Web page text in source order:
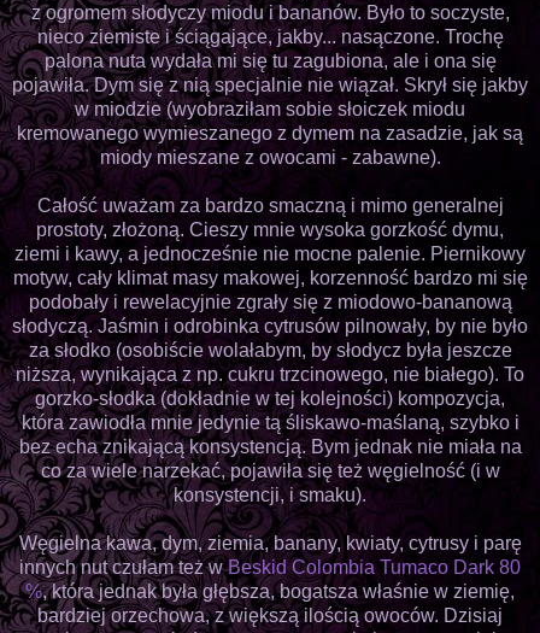
z ogromem słodyczy miodu i bananów. Było to soczyste,
nieco ziemiste i ściągające, jakby... nasączone. Trochę
palona nuta wydała mi się tu zagubiona, ale i ona się
pojawiła. Dym się z nią specjalnie nie wiązał. Skrył się jakby
w miodzie (wyobraziłam sobie słoiczek miodu
kremowanego wymieszanego z dymem na zasadzie, jak są
miody mieszane z owocami - zabawne).
Całość uważam za bardzo smaczną i mimo generalnej
prostoty, złożoną. Cieszy mnie wysoka gorzkość dymu,
ziemi i kawy, a jednocześnie nie mocne palenie. Piernikowy
motyw, cały klimat masy makowej, korzenność bardzo mi się
podobały i rewelacyjnie zgrały się z miodowo-bananową
słodyczą. Jaśmin i odrobinka cytrusów pilnowały, by nie było
za słodko (osobiście wolałabym, by słodycz była jeszcze
niższa, wynikająca z np. cukru trzcinowego, nie białego). To
gorzko-słodka (dokładnie w tej kolejności) kompozycja,
która zawiodła mnie jedynie tą śliskawo-maślaną, szybko i
bez echa znikającą konsystencją. Bym jednak nie miała na
co za wiele narzekać, pojawiła się też węgielność (i w
konsystencji, i smaku).
Węgielna kawa, dym, ziemia, banany, kwiaty, cytrusy i parę
innych nut czułam też wBeskid Colombia Tumaco Dark 80
%, która jednak była głębsza, bogatsza właśnie w ziemię,
bardziej orzechowa, z większą ilością owoców. Dzisiaj